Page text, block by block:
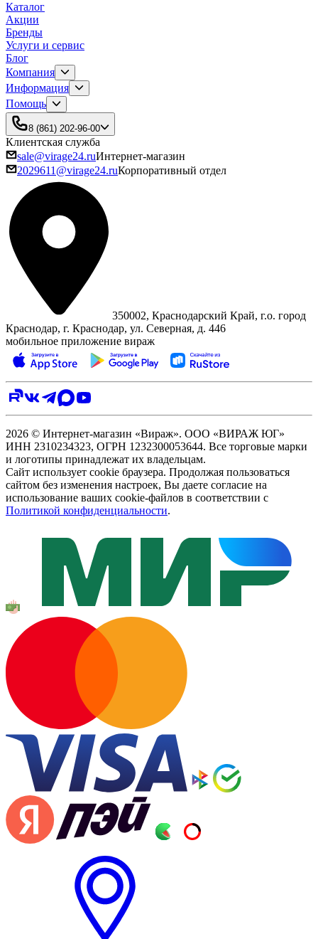
Каталог
Акции
Бренды
Услуги и сервис
Блог
Компания
Информация
Помощь
8 (861) 202-96-00
Клиентская служба
sale@virage24.ruИнтернет-магазин
2029611@virage24.ruКорпоративный отдел
350002, Краснодарский Край, г.о. город
Краснодар, г. Краснодар, ул. Северная, д. 446
мобильное приложение вираж
2026 © Интернет-магазин «Вираж». ООО «ВИРАЖ ЮГ»
ИНН 2310234323, ОГРН 1232300053644. Все торговые марки
и логотипы принадлежат их владельцам.
Сайт использует cookie браузера. Продолжая пользоваться
сайтом без изменения настроек, Вы даете согласие на
использование ваших cookie-файлов в соответствии с
Политикой конфиденциальности.